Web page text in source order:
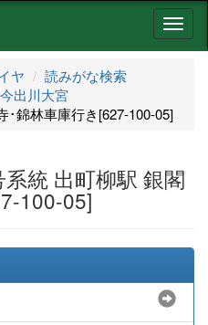
ナ
ビ
ョ
ヤ
読みがな検索
今出川大宮
･錦林車庫行き[627-100-05]
統 出町柳駅 銀閣
100-05]